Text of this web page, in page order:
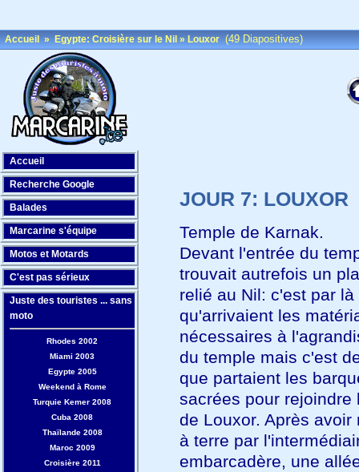
Accueil»Egypte: Croisière sur le Nil»Louxor (49 Diapositives)
JOUR 7: LOUXOR
Temple de Karnak.
Devant l'entrée du
trouvait autrefois un
relié au Nil: c'est par là
qu'arrivaient les
nécessaires à
du temple mais c'est
que partaient les
sacrées pour rejoindre
de Louxor. Après avoir
à terre par
embarcadère, une
Accueil
Recherche Google
Balades
Marcarine s'équipe
Motos et Motards
C'est pas sérieux
Juste des touristes ... sans
moto
Rhodes 2002
Miami 2003
Egypte 2005
Weekend à Rome
Turquie Kemer 2008
Cuba 2008
Thaïlande 2008
Maroc 2009
Croisière 2011